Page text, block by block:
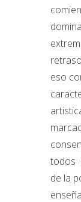
eso
todos
de la